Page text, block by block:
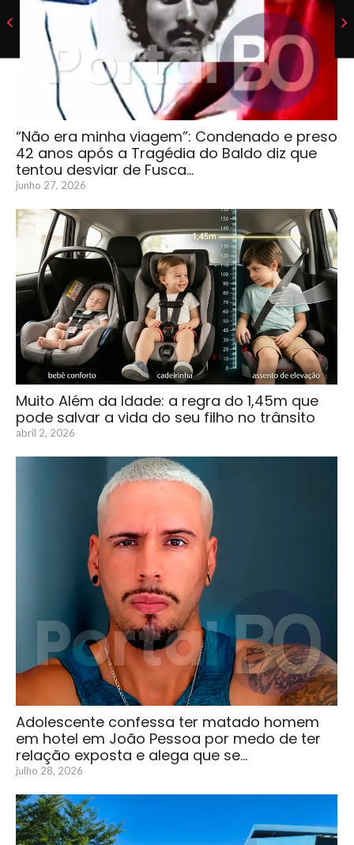
“Não era minha viagem”: Condenado e preso
42 anos após a Tragédia do Baldo diz que
tentou desviar de Fusca…
junho 27, 2026
Muito Além da Idade: a regra do 1,45m que
pode salvar a vida do seu filho no trânsito
abril 2, 2026
Adolescente confessa ter matado homem
em hotel em João Pessoa por medo de ter
relação exposta e alega que se…
julho 28, 2026